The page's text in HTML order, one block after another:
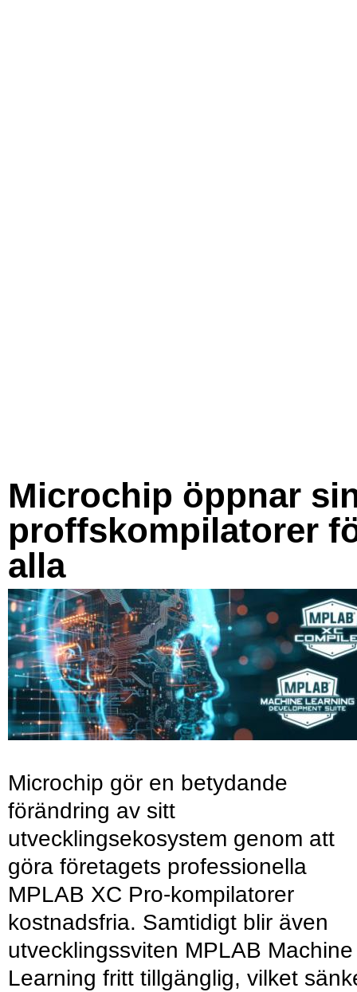
Microchip öppnar
proffskompilatorer
alla
Microchip gör en betydande
förändring av sitt
utvecklingsekosystem genom att
göra företagets professionella
MPLAB XC Pro-kompilatorer
kostnadsfria. Samtidigt blir även
utvecklingssviten MPLAB Machine
Learning fritt tillgänglig, vilket